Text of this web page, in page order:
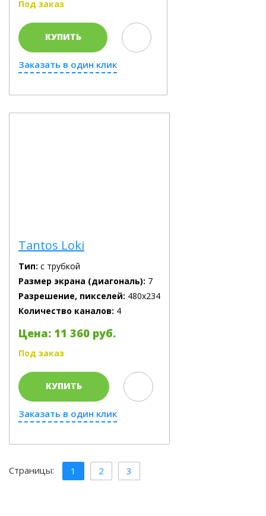
Под заказ
КУПИТЬ
Заказать в один клик
Tantos Loki
Тип: с трубкой
Размер экрана (диагональ): 7
Разрешение, пикселей: 480х234
Количество каналов: 4
Цена: 11 360 руб.
Под заказ
КУПИТЬ
Заказать в один клик
Страницы: 1 2 3